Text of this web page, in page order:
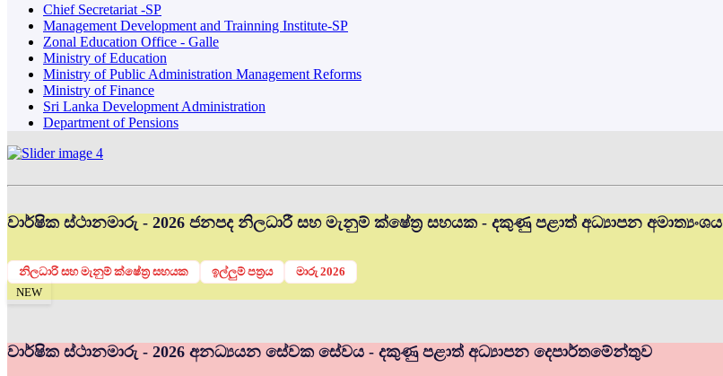
Chief Secretariat -SP
Management Development and Trainning Institute-SP
Zonal Education Office - Galle
Ministry of Education
Ministry of Public Administration Management Reforms
Ministry of Finance
Sri Lanka Development Administration
Department of Pensions
වාර්ෂික ස්ථානමාරු - 2026 ජනපද නිලධාරී සහ මැනුම් ක්ෂේත්‍ර සහයක - දකුණු පළාත් අධ්‍යාපන අමාත්‍යංශය
නිලධාරි සහ මැනුම් ක්ෂේත්‍ර සහයක ඉල්ලුම් පත්‍රය
මාරු 2026
NEW
වාර්ෂික ස්ථානමාරු - 2026 අනධ්‍යයන සේවක සේවය - දකුණු පළාත් අධ්‍යාපන දෙපාර්තමේන්තුව